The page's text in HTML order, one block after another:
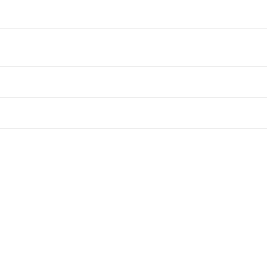
permettre à l’homme du métier d’exécuter l’invention à
imaginables doivent être testées et décrites. Elle doit